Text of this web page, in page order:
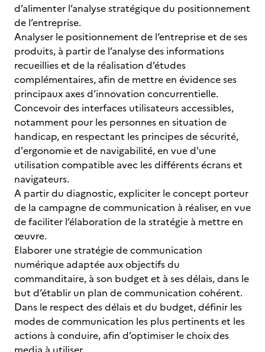
d’alimenter l’analyse stratégique du positionnement
de l’entreprise.
Analyser le positionnement de l’entreprise et de ses
produits, à partir de l’analyse des informations
recueillies et de la réalisation d’études
complémentaires, afin de mettre en évidence ses
principaux axes d’innovation concurrentielle.
Concevoir des interfaces utilisateurs accessibles,
notamment pour les personnes en situation de
handicap, en respectant les principes de sécurité,
d'ergonomie et de navigabilité, en vue d'une
utilisation compatible avec les différents écrans et
navigateurs.
A partir du diagnostic, expliciter le concept porteur
de la campagne de communication à réaliser, en vue
de faciliter l’élaboration de la stratégie à mettre en
œuvre.
Elaborer une stratégie de communication
numérique adaptée aux objectifs du
commanditaire, à son budget et à ses délais, dans le
but d’établir un plan de communication cohérent.
Dans le respect des délais et du budget, définir les
modes de communication les plus pertinents et les
actions à conduire, afin d’optimiser le choix des